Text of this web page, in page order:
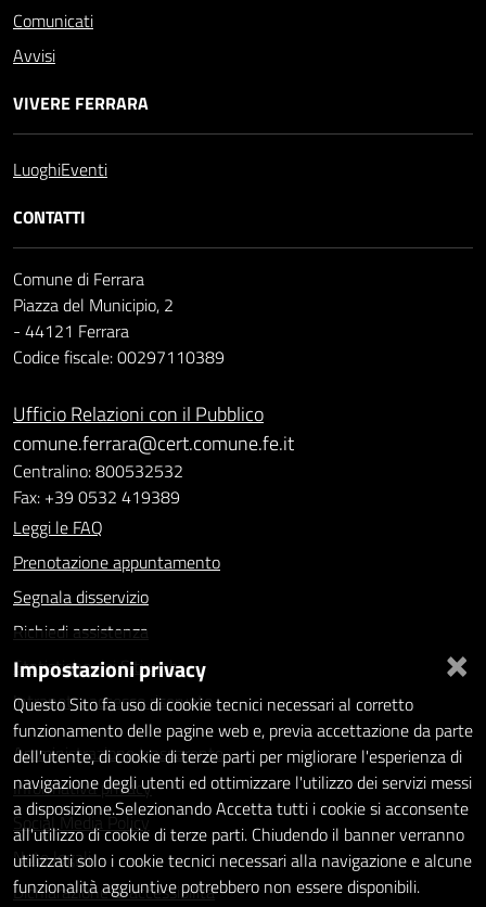
Comunicati
Avvisi
VIVERE FERRARA
LuoghiEventi
CONTATTI
Comune di Ferrara
Piazza del Municipio, 2
- 44121 Ferrara
Codice fiscale: 00297110389
Ufficio Relazioni con il Pubblico
comune.ferrara@cert.comune.fe.it
Centralino: 800532532
Fax: +39 0532 419389
Leggi le FAQ
Prenotazione appuntamento
Segnala disservizio
Richiedi assistenza
Statistiche dei Siti web
Intranet - accesso riservato
Amministrazione trasparente
Informativa privacy
Social Media Policy
Note legali
Dichiarazione di accessibilità
×
Impostazioni privacy
Questo Sito fa uso di cookie tecnici necessari al corretto
funzionamento delle pagine web e, previa accettazione da parte
dell'utente, di cookie di terze parti per migliorare l'esperienza di
navigazione degli utenti ed ottimizzare l'utilizzo dei servizi messi
a disposizione.Selezionando Accetta tutti i cookie si acconsente
all'utilizzo di cookie di terze parti. Chiudendo il banner verranno
utilizzati solo i cookie tecnici necessari alla navigazione e alcune
funzionalità aggiuntive potrebbero non essere disponibili.